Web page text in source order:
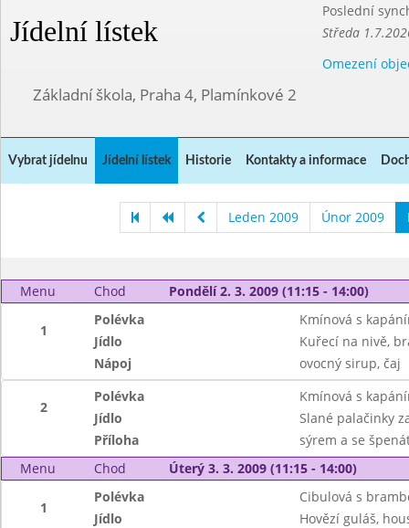
Jídelní lístek
Poslední
Středa
Omezení
Základní škola, Praha 4, Plamínkové 2
Vybrat jídelnu Jídelní lístek Historie Kontakty a informace
Leden 2009 Únor 2009
Menu Chod Pondělí 2. 3. 2009 (11:15 - 14:00)
1
Polévka
Kmínová s
Jídlo
Kuřecí na nivě,
Nápoj
ovocný sirup, čaj
2
Polévka
Kmínová s
Jídlo
Slané palačinky
Příloha
sýrem a se
Menu
Chod Úterý 3. 3. 2009 (11:15 - 14:00)
1
Polévka
Cibulová s
Jídlo
Hovězí guláš,